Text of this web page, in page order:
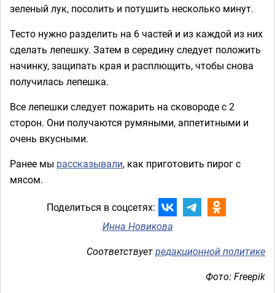
зеленый лук, посолить и потушить несколько минут.
Тесто нужно разделить на 6 частей и из каждой из них
сделать лепешку. Затем в середину следует положить
начинку, защипать края и расплющить, чтобы снова
получилась лепешка.
Все лепешки следует пожарить на сковороде с 2
сторон. Они получаются румяными, аппетитными и
очень вкусными.
Ранее мы рассказывали, как приготовить пирог с
мясом.
Поделиться в соцсетях:
Инна Новикова
Соответствуетредакционной политике
Фото: Freepik